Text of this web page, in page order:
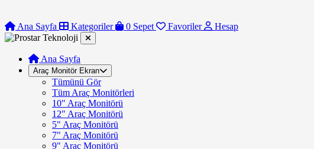
Ana Sayfa Kategoriler 0 Sepet Favoriler Hesap
Ana Sayfa
Araç Monitör Ekran
Tümünü Gör
Tüm Araç Monitörleri
10" Araç Monitörü
12" Araç Monitörü
5" Araç Monitörü
7" Araç Monitörü
9" Araç Monitörü